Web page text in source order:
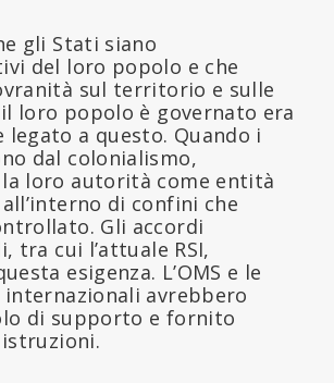
gli Stati siano
del loro popolo e che
sul territorio e sulle
loro popolo è governato era
a questo. Quando i
dal colonialismo,
loro autorità come entità
di confini che
Gli accordi
tra cui l’attuale RSI,
esigenza. L’OMS e le
internazionali avrebbero
di supporto e fornito